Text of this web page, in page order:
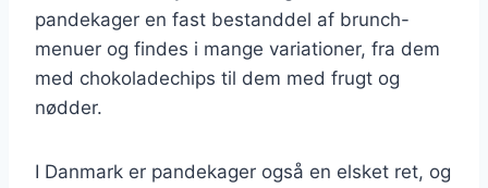
pandekager en fast bestanddel af brunch-
menuer og findes i mange variationer, fra dem
med chokoladechips til dem med frugt og
nødder.
I Danmark er pandekager også en elsket ret, og